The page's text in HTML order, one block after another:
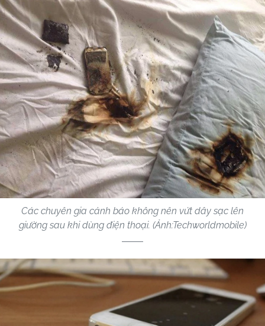
Các chuyên gia cảnh báo không nên vứt dây sạc lên
giường sau khi dùng điện thoại. (Ảnh:Techworldmobile)